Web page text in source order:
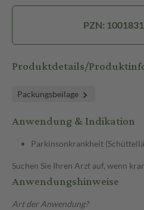
PZN:
Produktdetails/
Packungsbeilage
Anwendung & Indikation
Parkinsonkrankheit
Suchen Sie Ihren Arzt auf, wenn
Anwendungshinweise
Art der Anwendung?